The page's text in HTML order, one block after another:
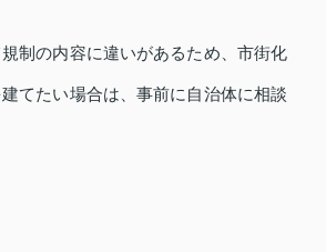
制の内容に違いがあるため、市街化
てたい場合は、事前に自治体に相談